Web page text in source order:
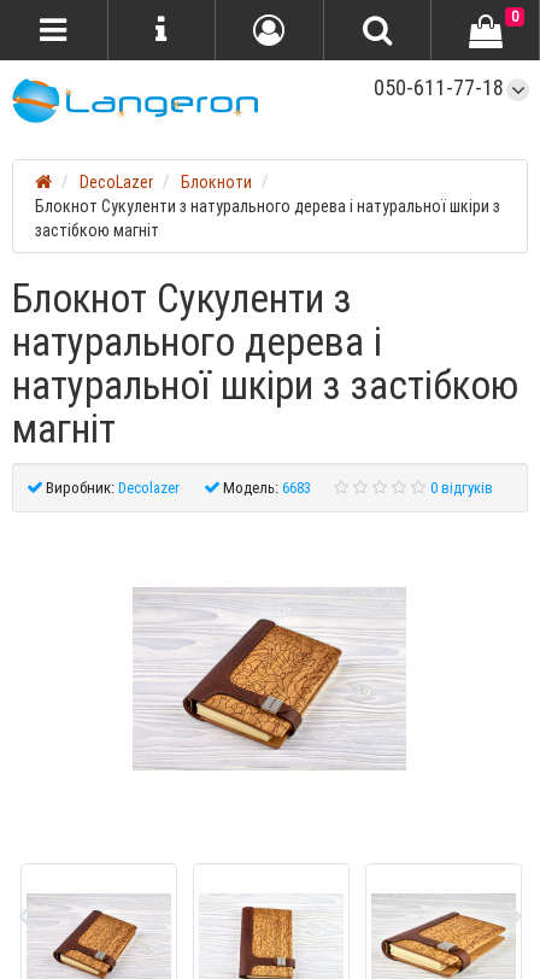
050-611-77-18
0
DecoLazer
Блокноти
Блокнот Сукуленти з натурального дерева і натуральної шкіри з
застібкою магніт
Блокнот Сукуленти з
натурального дерева і
натуральної шкіри з застібкою
магніт
Виробник:Decolazer Модель:6683 0 відгуків